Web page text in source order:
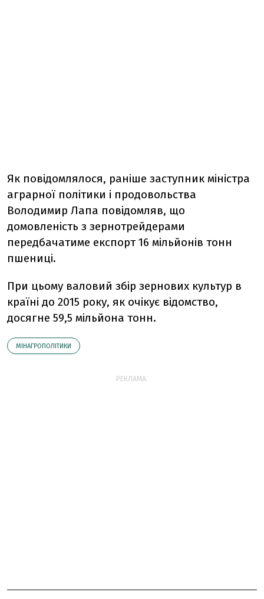
Як повідомлялося, раніше заступник міністра
аграрної політики і продовольства
Володимир Лапа повідомляв, що
домовленість з зернотрейдерами
передбачатиме експорт 16 мільйонів тонн
пшениці.
При цьому валовий збір зернових культур в
країні до 2015 року, як очікує відомство,
досягне 59,5 мільйона тонн.
МІНАГРОПОЛІТИКИ
РЕКЛАМА: